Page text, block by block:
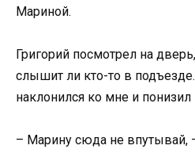
Мариной.
Григорий посмотрел на
слышит ли кто-то в
наклонился ко мне и понизил
– Марину сюда не впутывай,